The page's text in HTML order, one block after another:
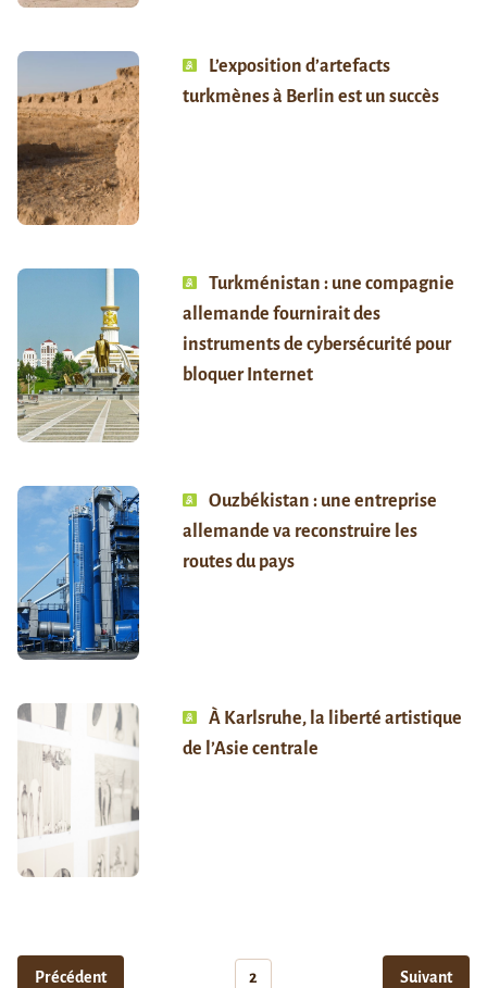
L’exposition d’artefacts
turkmènes à Berlin est un succès
Turkménistan : une compagnie
allemande fournirait des
instruments de cybersécurité pour
bloquer Internet
Ouzbékistan : une entreprise
allemande va reconstruire les
routes du pays
À Karlsruhe, la liberté artistique
de l’Asie centrale
Précédent 2 Suivant